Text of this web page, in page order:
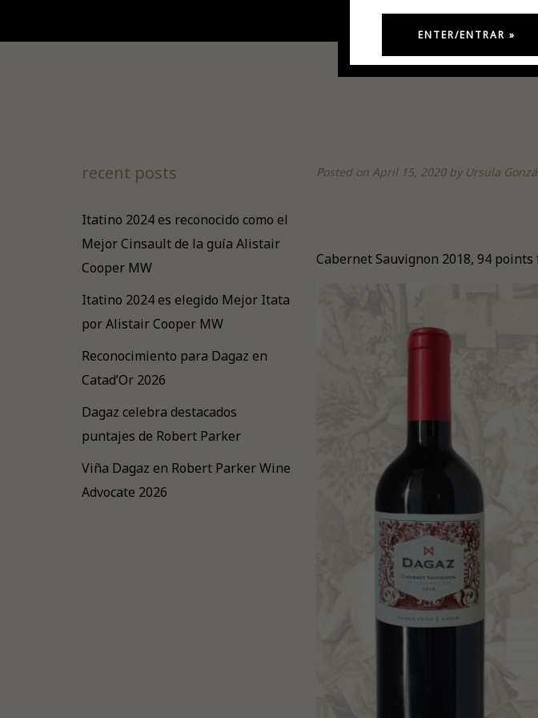
Posted on April 15, 2020 by Ursula
Cabernet Sauvignon 2018, 94
recent posts
Itatino 2024 es reconocido como el
Mejor Cinsault de la guía Alistair
Cooper MW
Itatino 2024 es elegido Mejor Itata
por Alistair Cooper MW
Reconocimiento para Dagaz en
Catad’Or 2026
Dagaz celebra destacados
puntajes de Robert Parker
Viña Dagaz en Robert Parker Wine
Advocate 2026